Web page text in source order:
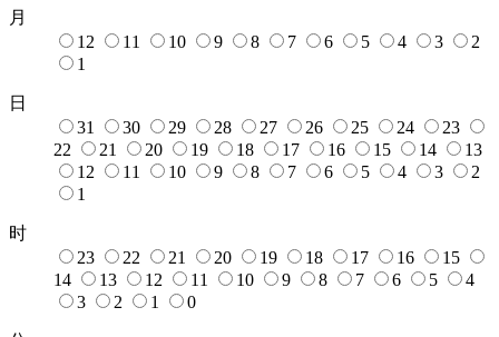
月
12
11 10 9 8 7 6 5 4 3
2
1
日
31
30 29 28 27 26 25 24
23
22
21 20 19 18 17 16 15 14
13
12
11 10 9 8 7 6 5 4 3
2
1
时
23
22 21 20 19 18 17 16
15
14
13 12 11 10 9 8 7 6 5
4
3
2 1 0